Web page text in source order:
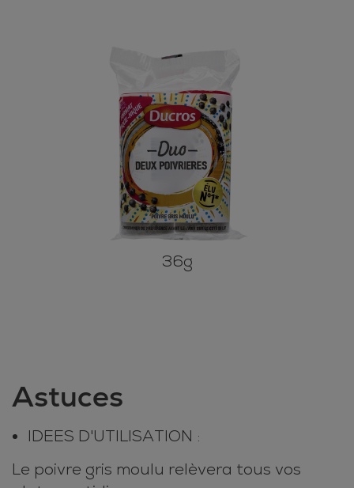
36g
Astuces
IDEES D'UTILISATION :
Le poivre gris moulu relèvera tous vos